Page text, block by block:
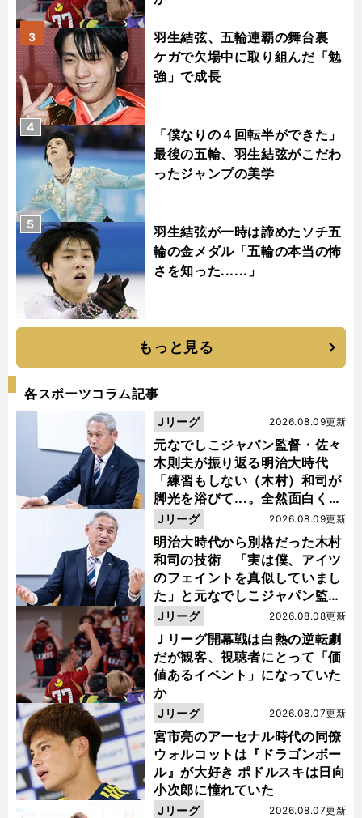
羽生結弦、五輪連覇の舞台裏
ケガで欠場中に取り組んだ「勉
強」で成長
3
「僕なりの４回転半ができた」
最後の五輪、羽生結弦がこだわ
ったジャンプの美学
4
羽生結弦が一時は諦めたソチ五
輪の金メダル「五輪の本当の怖
さを知った......」
5
もっと見る
各スポーツコラム記事
元なでしこジャパン監督・佐々
木則夫が振り返る明治大時代
「練習もしない（木村）和司が
脚光を浴びて...。全然面白くな
い４年間でした」
2026.08.09更新
Jリーグ
明治大時代から別格だった木村
和司の技術 「実は僕、アイツ
のフェイントを真似していまし
た」と元なでしこジャパン監
督・佐々木則夫
2026.08.09更新
Jリーグ
Ｊリーグ開幕戦は白熱の逆転劇
だが観客、視聴者にとって「価
値あるイベント」になっていた
か
2026.08.08更新
Jリーグ
宮市亮のアーセナル時代の同僚
ウォルコットは『ドラゴンボー
ル』が大好き ポドルスキは日向
小次郎に憧れていた
2026.08.07更新
Jリーグ
2026.08.07更新
Jリーグ